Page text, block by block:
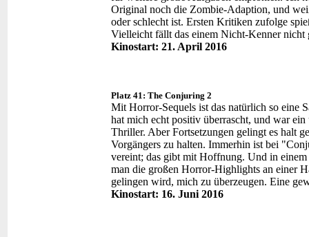
Original noch die Zombie-Adaption, und
oder schlecht ist. Ersten Kritiken zufolge
Vielleicht fällt das einem Nicht-Kenner nicht
Kinostart: 21. April 2016
Platz 41: The Conjuring 2
Mit Horror-Sequels ist das natürlich so eine
hat mich echt positiv überrascht, und war
Thriller. Aber Fortsetzungen gelingt es halt
Vorgängers zu halten. Immerhin ist bei
vereint; das gibt mit Hoffnung. Und in einem
man die großen Horror-Highlights an einer
gelingen wird, mich zu überzeugen. Eine
Kinostart: 16. Juni 2016